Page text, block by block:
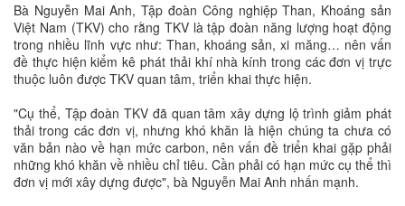
Bà Nguyễn Mai Anh, Tập đoàn Công nghiệp Than, Khoáng sản
Việt Nam (TKV) cho rằng TKV là tập đoàn năng lượng hoạt động
trong nhiều lĩnh vực như: Than, khoáng sản, xi măng… nên vấn
đề thực hiện kiểm kê phát thải khí nhà kính trong các đơn vị trực
thuộc luôn được TKV quan tâm, triển khai thực hiện.
"Cụ thể, Tập đoàn TKV đã quan tâm xây dựng lộ trình giảm phát
thải trong các đơn vị, nhưng khó khăn là hiện chúng ta chưa có
văn bản nào về hạn mức carbon, nên vấn đề triển khai gặp phải
những khó khăn về nhiều chỉ tiêu. Cần phải có hạn mức cụ thể thì
đơn vị mới xây dựng được", bà Nguyễn Mai Anh nhấn mạnh.